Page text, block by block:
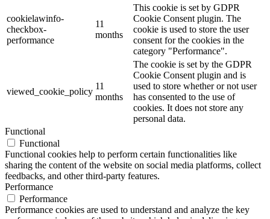
cookielawinfo-
checkbox-
performance
11
months
This cookie is set by GDPR
Cookie Consent plugin. The
cookie is used to store the user
consent for the cookies in the
category "Performance".
viewed_cookie_policy
11
months
The cookie is set by the GDPR
Cookie Consent plugin and is
used to store whether or not user
has consented to the use of
cookies. It does not store any
personal data.
Functional
Functional
Functional cookies help to perform certain functionalities like
sharing the content of the website on social media platforms, collect
feedbacks, and other third-party features.
Performance
Performance
Performance cookies are used to understand and analyze the key